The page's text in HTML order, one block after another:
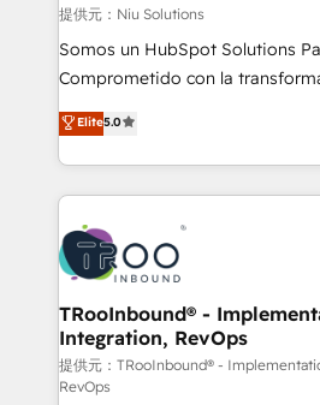
generar resultados medibles. Apoyamos a empresas
de construcción, educación,
commerce, salud, financieras,
tomar decisiones basadas en datos. 🌎
5+ años como partner HubSpot
LATAM 2025 🏆 Impulsamos crecimiento con CRM +
IA en múltiples industrias. 👉
提供元：Niu Solutions
Somos un HubSpot Solutions
Comprometido con la
procesos comerciales de las
Latinoamérica, con un enfoque
y Servicio al Cliente. Somos un equipo de trabajo
multidisciplinario de alto
conocimiento y experiencia
Optimizar la eficiencia operativa
clientes 2. Mejorar la experiencia
Asegurar resultados medibles Nos especializamos
en bancos, seguros, e-commerce, Desarrolladores
Inmobiliarios y Empresas
Productos
Elite5.0
TRooInbound® -
Integration, RevOps
提供元：TRooInbound® -
RevOps